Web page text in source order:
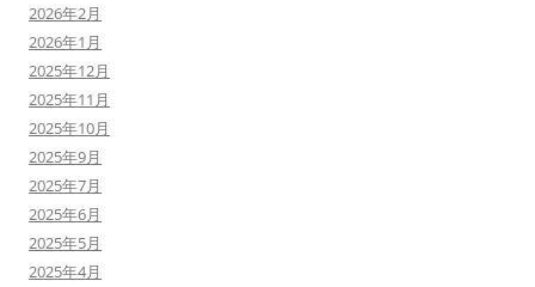
2026年2月
2026年1月
2025年12月
2025年11月
2025年10月
2025年9月
2025年7月
2025年6月
2025年5月
2025年4月